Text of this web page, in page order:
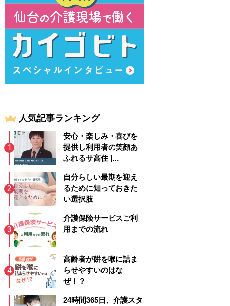
人気記事ランキング
安心・楽しみ・喜びを
提供し利用者の笑顔あ
ふれるサ高住 |
けはし
自分らしい最期を迎え
るために知っておきた
い選択肢
介護保険サービスご利
用までの流れ
高齢者が餅を喉に詰ま
らせやすいのはな
ぜ！？
24時間365日、介護スタ